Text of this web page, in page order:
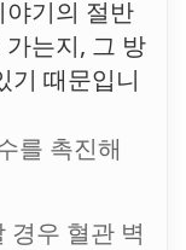
야기의 절반
는지, 그 방
기 때문입니
를 촉진해
경우 혈관 벽